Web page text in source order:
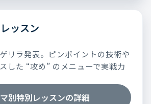
ッスン
リラ発表。ピンポイントの技術や
した “攻め” のメニューで実戦力
別特別レッスンの詳細